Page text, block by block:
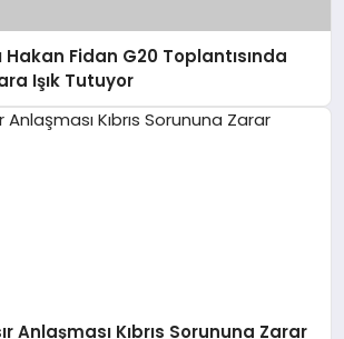
Hakan Fidan G20 Toplantısında
Işık Tutuyor
Anlaşması Kıbrıs Sorununa Zarar